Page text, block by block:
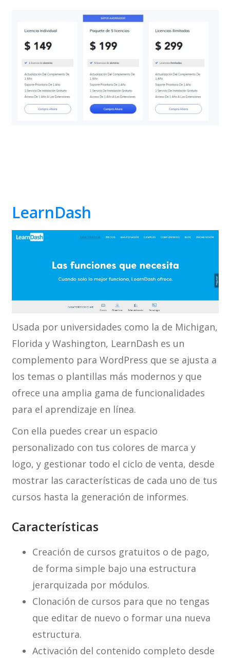
LearnDash
Usada por universidades como la de Michigan,
Florida y Washington, LearnDash es un
complemento para WordPress que se ajusta a
los temas o plantillas más modernos y que
ofrece una amplia gama de funcionalidades
para el aprendizaje en línea.
Con ella puedes crear un espacio
personalizado con tus colores de marca y
logo, y gestionar todo el ciclo de venta, desde
mostrar las características de cada uno de tus
cursos hasta la generación de informes.
Características
Creación de cursos gratuitos o de pago,
de forma simple bajo una estructura
jerarquizada por módulos.
Clonación de cursos para que no tengas
que editar de nuevo o formar una nueva
estructura.
Activación del contenido completo desde